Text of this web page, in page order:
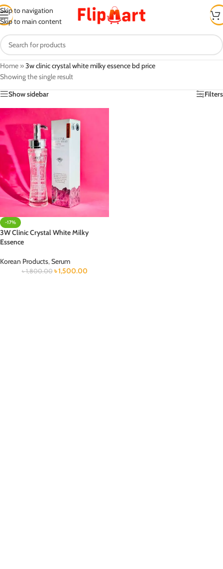
Skip to navigation
Skip to main content
Home »3w clinic crystal white milky essence bd price
Showing the single result
Show sidebar
Filters
-17%
3W Clinic Crystal White Milky
Essence
Korean Products,Serum
৳1,800.00 ৳1,500.00